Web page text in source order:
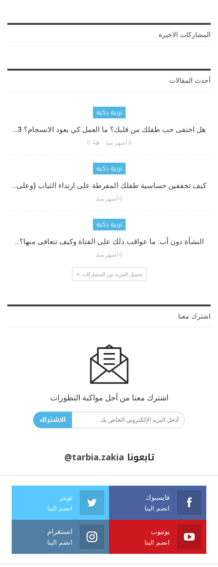
المشاركات الاخيرة
أحدث المقالات
تربية ذكية
هل اختفى حب طفلك من قلبك؟ ما العمل كي يعود الانسجام؟ 3…
6 أشهر منذ 0
تربية ذكية
كيف تخففين حساسية طفلك المفرطة على ارتداء الثياب (وعلى…
6 أشهر منذ
تربية ذكية
النشأة دون أب: ما عواقب ذلك على الفتاة وكيف تتعافى منها؟…
6 أشهر منذ
تحميل المزيد من المشاركات
اشترك معنا
اشترك معنا من أجل مواكبة التطورات
الاشتراك
تابعونا @tarbia.zakia
فايسبوك
انضم الينا
تويتر
انضم الينا
يوتيوب
انضم الينا
انستغرام
انضم الينا